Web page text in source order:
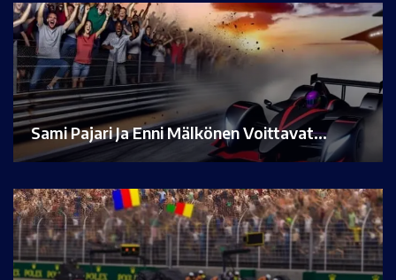
Sami Pajari Ja Enni Mälkönen Voittavat…